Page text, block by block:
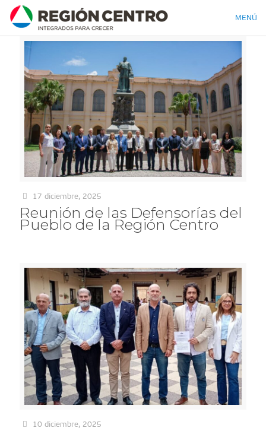
MENÚ
17 diciembre, 2025
Reunión de las Defensorías del
Pueblo de la Región Centro
10 diciembre, 2025